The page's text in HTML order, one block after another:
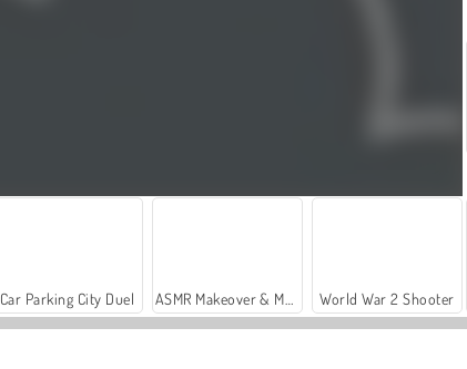
Car Parking City Duel World War 2 Shooter